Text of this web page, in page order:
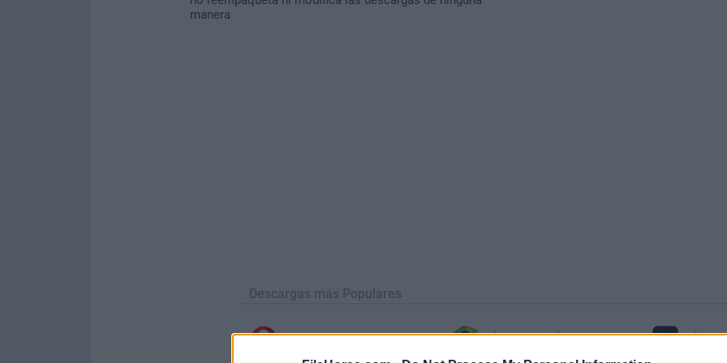
manera
Descargas más Populares
Opera
Opera 134.0 Build 5954.46 (64-bit...
BlueStacks
BlueStacks 10.42.251.1003 Adobe